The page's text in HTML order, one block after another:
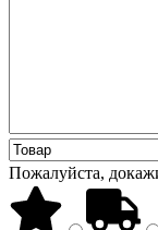
Пожалуйста,